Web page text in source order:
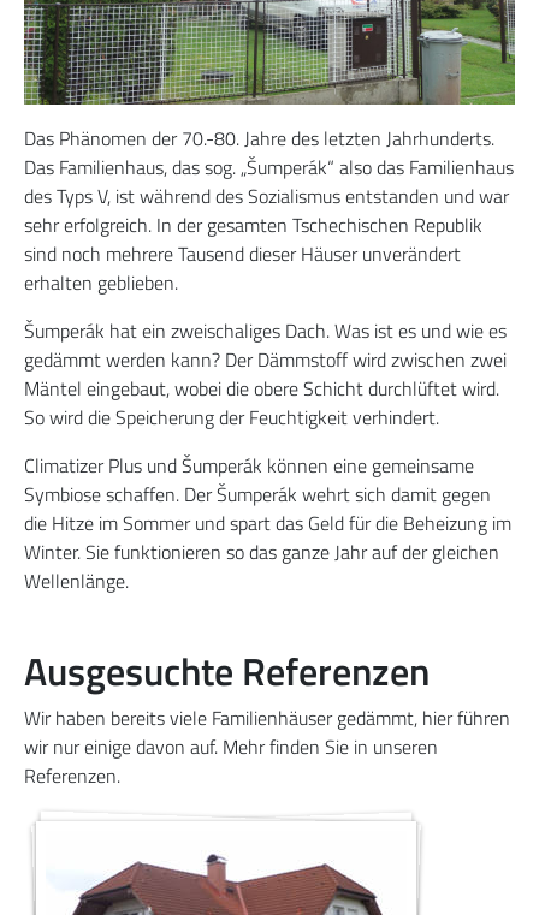
Das Phänomen der 70.-80. Jahre des letzten Jahrhunderts.
Das Familienhaus, das sog. „Šumperák“ also das Familienhaus
des Typs V, ist während des Sozialismus entstanden und war
sehr erfolgreich. In der gesamten Tschechischen Republik
sind noch mehrere Tausend dieser Häuser unverändert
erhalten geblieben.
Šumperák hat ein zweischaliges Dach. Was ist es und wie es
gedämmt werden kann? Der Dämmstoff wird zwischen zwei
Mäntel eingebaut, wobei die obere Schicht durchlüftet wird.
So wird die Speicherung der Feuchtigkeit verhindert.
Climatizer Plus und Šumperák können eine gemeinsame
Symbiose schaffen. Der Šumperák wehrt sich damit gegen
die Hitze im Sommer und spart das Geld für die Beheizung im
Winter. Sie funktionieren so das ganze Jahr auf der gleichen
Wellenlänge.
Ausgesuchte Referenzen
Wir haben bereits viele Familienhäuser gedämmt, hier führen
wir nur einige davon auf. Mehr finden Sie in unseren
Referenzen.